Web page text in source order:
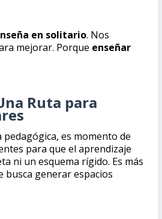
en solitario. Nos
mejorar. Porque enseñar
Ruta para
es momento de
para que el aprendizaje
ni un esquema rígido. Es más
busca generar espacios